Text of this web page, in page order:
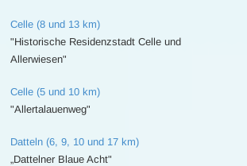
Celle (8 und 13 km)
"Historische Residenzstadt Celle und
Allerwiesen"
Celle (5 und 10 km)
"Allertalauenweg"
Datteln (6, 9, 10 und 17 km)
„Dattelner Blaue Acht"